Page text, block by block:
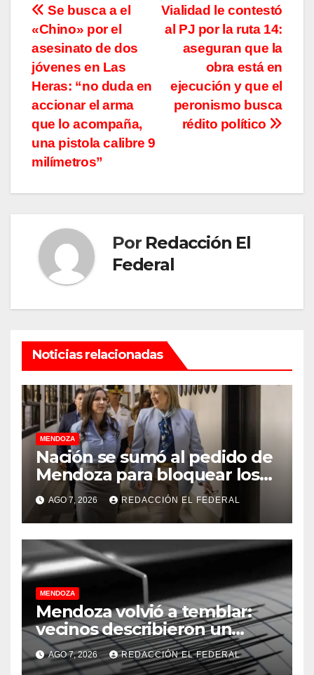
Navegación
de
entradas
Vialidad le contestó
al PJ por la ruta 14:
aseguran que la
obra está en
ejecución y que el
peronismo busca
rédito político
Se busca a el
«Chino» por el
asesinato de dos
jóvenes en Las
Heras: “no duda en
accionar el arma
que lo acompaña,
una pistola calibre 9
milímetros”
Por Redacción El
Federal
Noticias relacionadas
MENDOZA
Nación se sumó al pedido de
Mendoza para bloquear los
celulares en las cárceles de
la provincia
AGO 7, 2026 REDACCIÓN EL FEDERAL
MENDOZA
Mendoza volvió a temblar:
vecinos describieron un
“sacudón” acompañado por
un fuerte estruendo
AGO 7, 2026 REDACCIÓN EL FEDERAL